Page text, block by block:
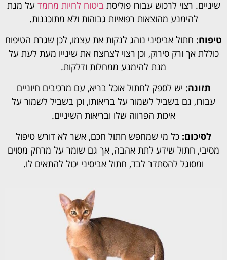
שיניים. רצוי לרכוש עבורו פוליסת ביטוח לחיות מחמד על מנת
להימנע מהוצאות רפואיות גבוהות ולא מתוכננות.
טיפוח: חתול אביסיני נוהג לנקות את עצמו, לכן שגרת הטיפוח
כוללת אך ורק סירוק, וכן רצוי לצחצח את שינייו מעת לעת על
מנת להימנע ממחלות ודלקות.
תזונה: יש לספק לחתול אוכל בריא, עם מרכיבים חיוניים
עבורו, גם בשביל לשמור על בריאותו, וכן בשביל לשמור על
איכות הפרווה שלו ובריאות השיניים.
לסיכום: כל מי שמחפש חתול חכם, אשר לא דורש טיפול
מסיבי, חתול שידע לתת אהבה, אך גם שומר על מרחק מסוים
ומסוגל להסתדר לבד, חתול אביסיני יכול להתאים לו.